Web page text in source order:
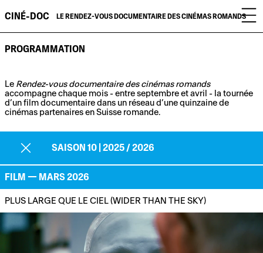
CINÉ-DOC LE RENDEZ-VOUS DOCUMENTAIRE DES CINÉMAS ROMANDS
PROGRAMMATION
Le Rendez-vous documentaire des cinémas romands
accompagne chaque mois - entre septembre et avril - la tournée
d’un film documentaire dans un réseau d’une quinzaine de
cinémas partenaires en Suisse romande.
SAISON 10 | 2025 / 2026
FILM — MARS 2026
PLUS LARGE QUE LE CIEL (WIDER THAN THE SKY)